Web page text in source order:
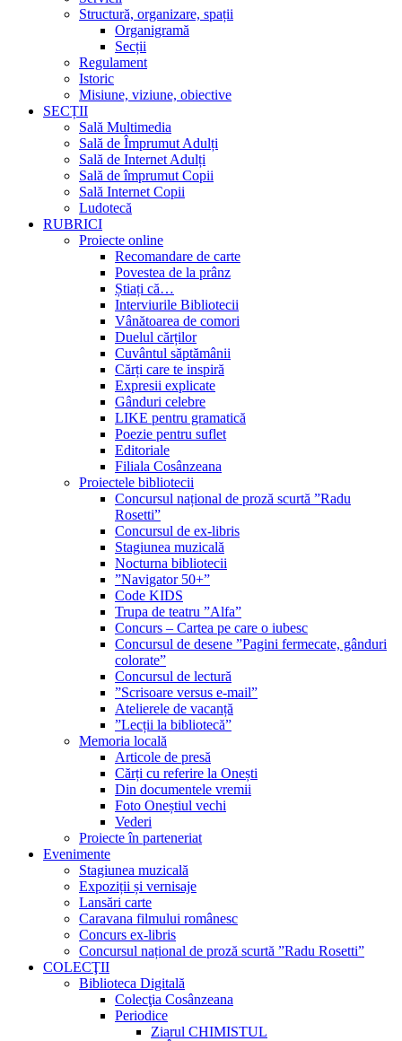
Structură, organizare, spații
Organigramă
Secții
Regulament
Istoric
Misiune, viziune, obiective
SECȚII
Sală Multimedia
Sală de Împrumut Adulți
Sală de Internet Adulți
Sală de împrumut Copii
Sală Internet Copii
Ludotecă
RUBRICI
Proiecte online
Recomandare de carte
Povestea de la prânz
Știați că…
Interviurile Bibliotecii
Vânătoarea de comori
Duelul cărților
Cuvântul săptămânii
Cărți care te inspiră
Expresii explicate
Gânduri celebre
LIKE pentru gramatică
Poezie pentru suflet
Editoriale
Filiala Cosânzeana
Proiectele bibliotecii
Concursul național de proză scurtă ”Radu
Rosetti”
Concursul de ex-libris
Stagiunea muzicală
Nocturna bibliotecii
”Navigator 50+”
Code KIDS
Trupa de teatru ”Alfa”
Concurs – Cartea pe care o iubesc
Concursul de desene ”Pagini fermecate, gânduri
colorate”
Concursul de lectură
”Scrisoare versus e-mail”
Atelierele de vacanță
”Lecții la bibliotecă”
Memoria locală
Articole de presă
Cărți cu referire la Onești
Din documentele vremii
Foto Oneștiul vechi
Vederi
Proiecte în parteneriat
Evenimente
Stagiunea muzicală
Expoziții și vernisaje
Lansări carte
Caravana filmului românesc
Concurs ex-libris
Concursul național de proză scurtă ”Radu Rosetti”
COLECŢII
Biblioteca Digitală
Colecţia Cosânzeana
Periodice
Ziarul CHIMISTUL